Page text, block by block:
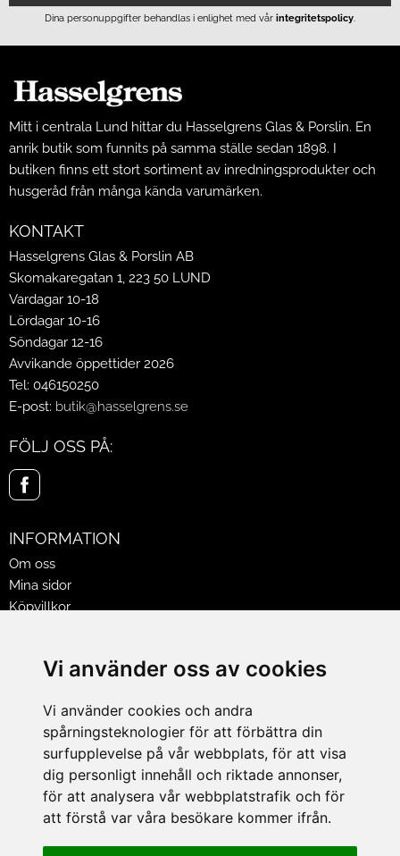
Vi använder oss av cookies
Vi använder cookies och andra
spårningsteknologier för att förbättra din
surfupplevelse på vår webbplats, för att visa
dig personligt innehåll och riktade annonser,
för att analysera vår webbplatstrafik och för
att förstå var våra besökare kommer ifrån.
Dina personuppgifter behandlas i enlighet med vår integritetspolicy
Mitt i centrala Lund hittar du Hasselgrens Glas & Porslin. En
anrik butik som funnits på samma ställe sedan 1898. I
butiken finns ett stort sortiment av inredningsprodukter och
husgeråd från många kända varumärken.
KONTAKT
Hasselgrens Glas & Porslin AB
Skomakaregatan 1, 223 50 LUND
Vardagar 10-18
Lördagar 10-16
Söndagar 12-16
Avvikande öppettider 2026
Tel: 046150250
E-post: butik@hasselgrens.se
FÖLJ OSS PÅ:
INFORMATION
Om oss
Mina sidor
Köpvillkor
Jobba på Hasselgrens
LEVERANS
BETALNINGSSÄTT
I butiken i Lund kan du betala med Visa, Mastercard, Lund